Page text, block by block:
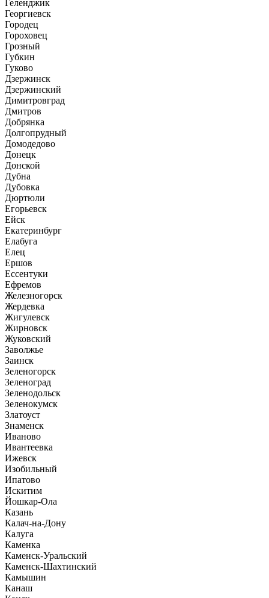
Геленджик
Георгиевск
Городец
Гороховец
Грозный
Губкин
Гуково
Дзержинск
Дзержинский
Димитровград
Дмитров
Добрянка
Долгопрудный
Домодедово
Донецк
Донской
Дубна
Дубовка
Дюртюли
Егорьевск
Ейск
Екатеринбург
Елабуга
Елец
Ершов
Ессентуки
Ефремов
Железногорск
Жердевка
Жигулевск
Жирновск
Жуковский
Заволжье
Заинск
Зеленогорск
Зеленоград
Зеленодольск
Зеленокумск
Златоуст
Знаменск
Иваново
Ивантеевка
Ижевск
Изобильный
Ипатово
Искитим
Йошкар-Ола
Казань
Калач-на-Дону
Калуга
Каменка
Каменск-Уральский
Каменск-Шахтинский
Камышин
Канаш